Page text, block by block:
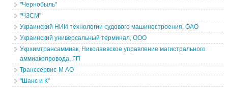
"Чернобыль"
"ЧЗСМ"
Украинский НИИ технологии судового машиностроения, ОАО
Украинский универсальный терминал, ООО
Укрхимтрансаммиак, Николаевское управление магистрального
аммиакопровода, ГП
Транссервис-М АО
"Шанс и К"